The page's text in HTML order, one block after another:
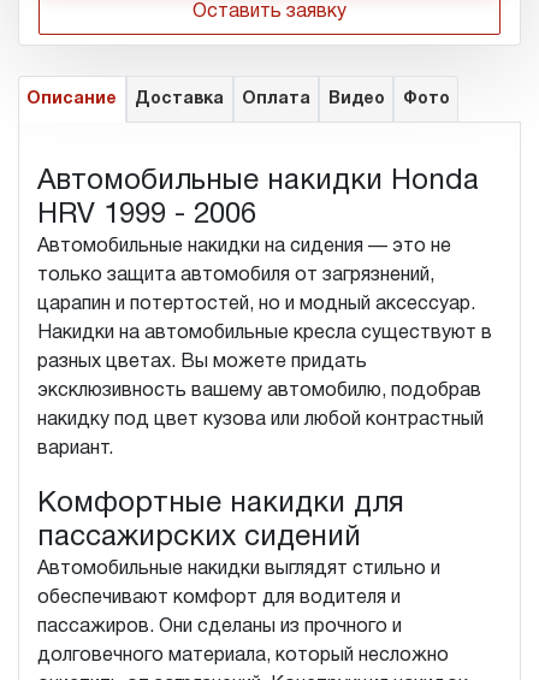
Оставить заявку
Описание Доставка Оплата Видео Фото
Автомобильные накидки Honda
HRV 1999 - 2006
Автомобильные накидки на сидения — это не
только защита автомобиля от загрязнений,
царапин и потертостей, но и модный аксессуар.
Накидки на автомобильные кресла существуют в
разных цветах. Вы можете придать
эксклюзивность вашему автомобилю, подобрав
накидку под цвет кузова или любой контрастный
вариант.
Комфортные накидки для
пассажирских сидений
Автомобильные накидки выглядят стильно и
обеспечивают комфорт для водителя и
пассажиров. Они сделаны из прочного и
долговечного материала, который несложно